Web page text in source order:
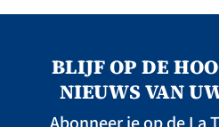
BLIJF OP DE
NIEUWS VAN